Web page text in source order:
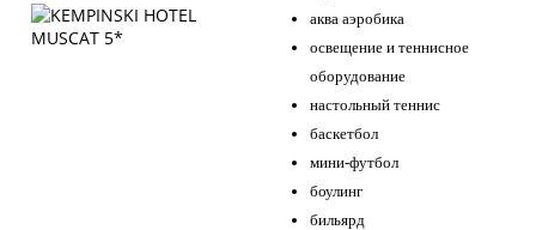
аква аэробика
освещение и теннисное
оборудование
настольный теннис
баскетбол
мини-футбол
боулинг
бильярд